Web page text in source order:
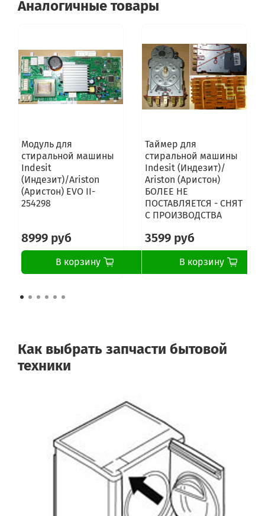
Hotpoint-Ariston MVSE 8129 X CIS
Hotpoint-Ariston WMD 10219B CIS
Hotpoint-Ariston WMDN 7225 B CZ
Hotpoint-Ariston WMSD 8219 B CIS
Hotpoint-Ariston WMD 9218B CIS
Hotpoint-Ariston WMD 823 B FR.C
Hotpoint-Ariston WMD 923B FR
Hotpoint-Ariston WMD 943BS FR
Аналогичные товары
Модуль для
стиральной машины
Indesit
(Индезит)/Ariston
(Аристон) EVO II-
254298
8999 руб
В корзину
Таймер для
стиральной машины
Indesit (Индезит)/
Ariston (Аристон)
БОЛЕЕ НЕ
ПОСТАВЛЯЕТСЯ - СНЯТ
С ПРОИЗВОДСТВА
3599 руб
В корзину
Как выбрать запчасти бытовой
техники